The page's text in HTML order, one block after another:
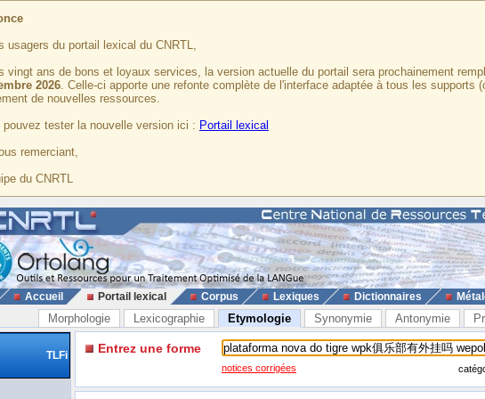
usagers du portail lexical du CNRTL,
vingt ans de bons et loyaux services, la version actuelle du portail sera prochainement
2026. Celle-ci apporte une refonte complète de l'interface adaptée à tous les supports
de nouvelles ressources.
pouvez tester la nouvelle version ici : Portail lexical
remerciant,
du CNRTL
Accueil Portail lexical Corpus Lexiques Dictionnaires
Morphologie Lexicographie Etymologie Synonymie Antonymie
TLFi Entrez une forme
notices corrigées